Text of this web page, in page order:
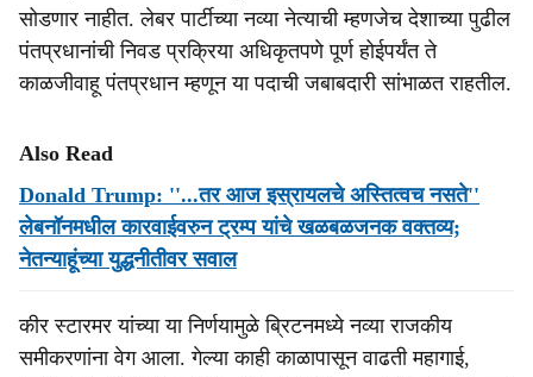
सोडणार नाहीत. लेबर पार्टीच्या नव्या नेत्याची म्हणजेच देशाच्या पुढील
पंतप्रधानांची निवड प्रक्रिया अधिकृतपणे पूर्ण होईपर्यंत ते
काळजीवाहू पंतप्रधान म्हणून या पदाची जबाबदारी सांभाळत राहतील.
Also Read
Donald Trump: ''...तर आज इस्रायलचे अस्तित्वच नसते''
लेबनॉनमधील कारवाईवरुन ट्रम्प यांचे खळबळजनक वक्तव्य;
नेतन्याहूंच्या युद्धनीतीवर सवाल
कीर स्टारमर यांच्या या निर्णयामुळे ब्रिटनमध्ये नव्या राजकीय
समीकरणांना वेग आला. गेल्या काही काळापासून वाढती महागाई,